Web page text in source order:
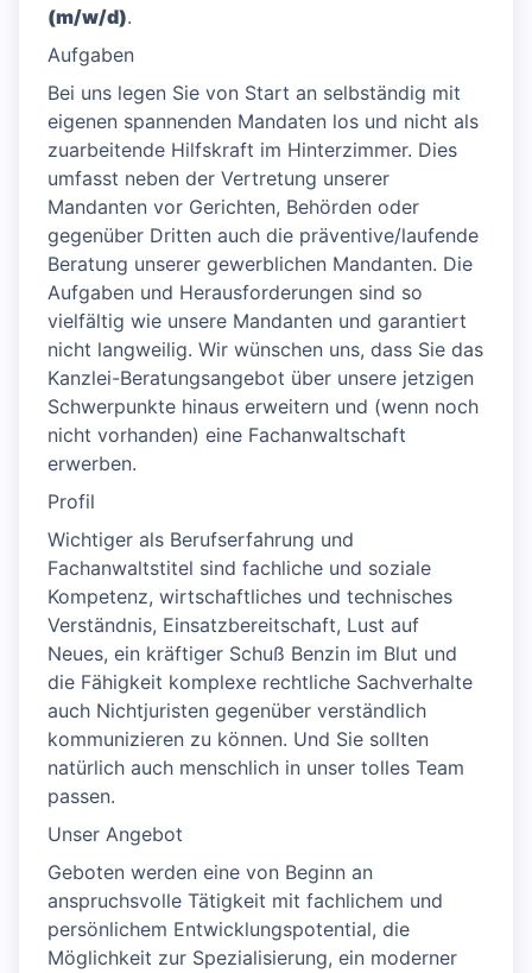
(m/w/d).
Aufgaben
Bei uns legen Sie von Start an selbständig mit
eigenen spannenden Mandaten los und nicht als
zuarbeitende Hilfskraft im Hinterzimmer. Dies
umfasst neben der Vertretung unserer
Mandanten vor Gerichten, Behörden oder
gegenüber Dritten auch die präventive/laufende
Beratung unserer gewerblichen Mandanten. Die
Aufgaben und Herausforderungen sind so
vielfältig wie unsere Mandanten und garantiert
nicht langweilig. Wir wünschen uns, dass Sie das
Kanzlei-Beratungsangebot über unsere jetzigen
Schwerpunkte hinaus erweitern und (wenn noch
nicht vorhanden) eine Fachanwaltschaft
erwerben.
Profil
Wichtiger als Berufserfahrung und
Fachanwaltstitel sind fachliche und soziale
Kompetenz, wirtschaftliches und technisches
Verständnis, Einsatzbereitschaft, Lust auf
Neues, ein kräftiger Schuß Benzin im Blut und
die Fähigkeit komplexe rechtliche Sachverhalte
auch Nichtjuristen gegenüber verständlich
kommunizieren zu können. Und Sie sollten
natürlich auch menschlich in unser tolles Team
passen.
Unser Angebot
Geboten werden eine von Beginn an
anspruchsvolle Tätigkeit mit fachlichem und
persönlichem Entwicklungspotential, die
Möglichkeit zur Spezialisierung, ein moderner